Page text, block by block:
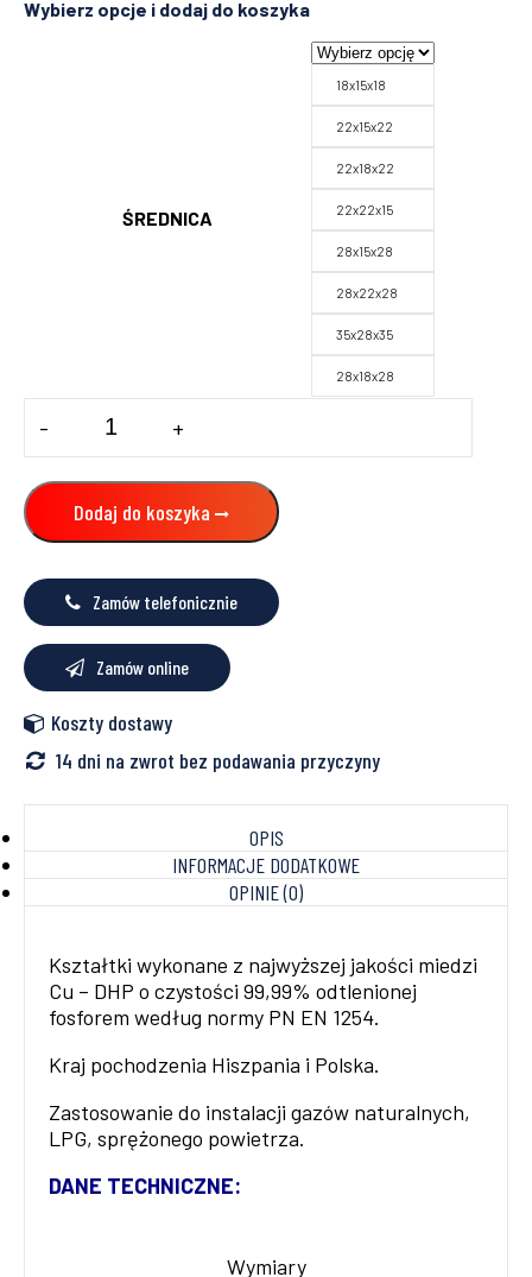
ŚREDNICA
18x15x18
22x15x22
22x18x22
22x22x15
28x15x28
28x22x28
35x28x35
28x18x28
Trójnik
redukcyjny
GAZ
- +
Dodaj do koszyka
Zamów telefonicznie
Zamów online
Koszty dostawy
14 dni na zwrot bez podawania przyczyny
OPIS
INFORMACJE DODATKOWE
OPINIE (0)
Kształtki wykonane z najwyższej jakości miedzi
Cu – DHP o czystości 99,99% odtlenionej
fosforem według normy PN EN 1254.
Kraj pochodzenia Hiszpania i Polska.
Zastosowanie do instalacji gazów naturalnych,
LPG, sprężonego powietrza.
DANE TECHNICZNE:
Wymiary